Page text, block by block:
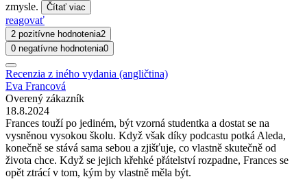
zmysle.
Čítať viac
reagovať
2 pozitívne hodnotenia2
0 negatívne hodnotenia0
Recenzia z iného vydania (angličtina)
Eva Francová
Overený zákazník
18.8.2024
Frances touží po jediném, být vzorná studentka a dostat se na
vysněnou vysokou školu. Když však díky podcastu potká Aleda,
konečně se stává sama sebou a zjišťuje, co vlastně skutečně od
života chce. Když se jejich křehké přátelství rozpadne, Frances se
opět ztrácí v tom, kým by vlastně měla být.